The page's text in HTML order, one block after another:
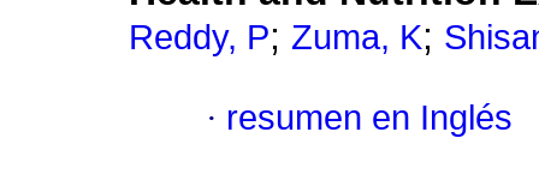
Reddy, P; Zuma, K;
· resumen en Inglés